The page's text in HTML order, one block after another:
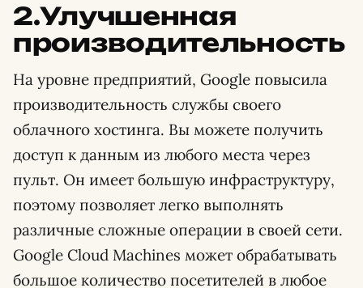
2.Улучшенная
производительность
На уровне предприятий, Google повысила
производительность службы своего
облачного хостинга. Вы можете получить
доступ к данным из любого места через
пульт. Он имеет большую инфраструктуру,
поэтому позволяет легко выполнять
различные сложные операции в своей сети.
Google Cloud Machines может обрабатывать
большое количество посетителей в любое